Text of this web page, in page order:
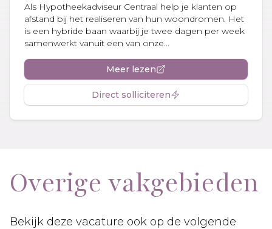
Als Hypotheekadviseur Centraal help je klanten op
afstand bij het realiseren van hun woondromen. Het
is een hybride baan waarbij je twee dagen per week
samenwerkt vanuit een van onze...
Meer lezen
Direct solliciteren
Overige vakgebieden
Bekijk deze vacature ook op de volgende